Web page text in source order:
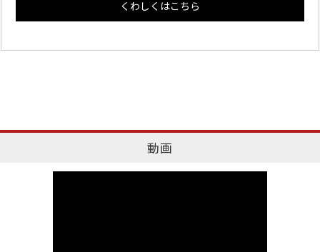
くわしくはこちら
動画